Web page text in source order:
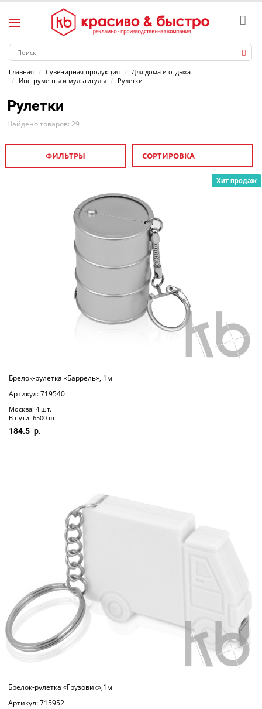
Главная Сувенирная продукция
Для дома и отдыха
Инструменты и мультитулы
Рулетки
Рулетки
Найдено товаров: 29
ФИЛЬТРЫ СОРТИРОВКА
Хит продаж
Брелок-рулетка «Баррель», 1м
Артикул: 719540
Москва: 4 шт.
В пути: 6500 шт.
184.5
Брелок-рулетка «Грузовик»,1м
Артикул: 715952